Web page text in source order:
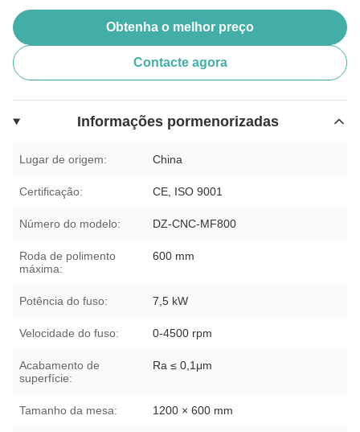
Obtenha o melhor preço
Contacte agora
Informações pormenorizadas
Lugar de origem: China
Certificação: CE, ISO 9001
Número do modelo: DZ-CNC-MF800
Roda de polimento
máxima:
600 mm
Potência do fuso: 7,5 kW
Velocidade do fuso: 0-4500 rpm
Acabamento de
superfície:
Ra ≤ 0,1μm
Tamanho da mesa: 1200 × 600 mm